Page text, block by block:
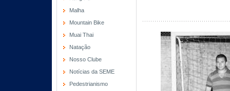
Malha
Mountain Bike
Muai Thai
Natação
Nosso Clube
Notícias da SEME
Pedestrianismo